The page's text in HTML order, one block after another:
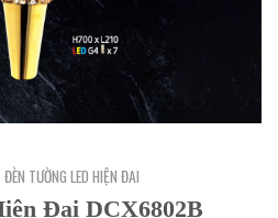
ĐÈN TƯỜNG LED HIỆN ĐAI
Đại DCX6802B